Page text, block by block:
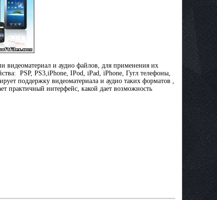
видеоматериал и аудио файлов, для применения их
PSP, PS3,iPhone, IPod, iPad, iPhone, Гугл телефоны,
поддержку видеоматериалa и аудио таких форматов ,
практичный интерфейс, какой дает возможность